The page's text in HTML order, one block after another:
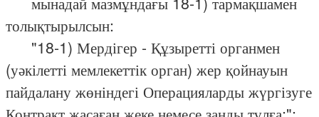
толықтырылсын:
"18-1) Мердігер - Құзыретті органмен
(уәкілетті мемлекеттік орган) жер қойнауын
пайдалану жөніндегі Операцияларды жүргізуге